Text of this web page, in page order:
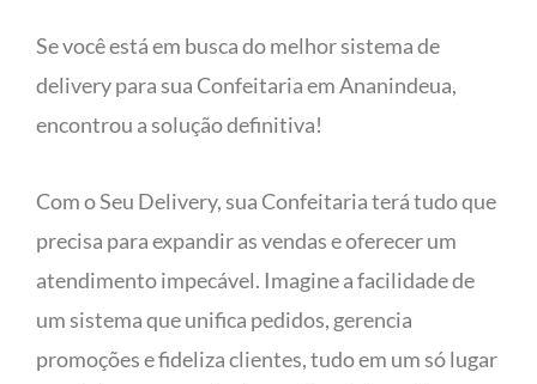
Se você está em busca do melhor sistema de
delivery para sua Confeitaria em Ananindeua,
encontrou a solução definitiva!
Com o Seu Delivery, sua Confeitaria terá tudo que
precisa para expandir as vendas e oferecer um
atendimento impecável. Imagine a facilidade de
um sistema que unifica pedidos, gerencia
promoções e fideliza clientes, tudo em um só lugar